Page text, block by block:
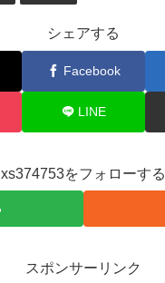
シェアする
Facebook
LINE
xs374753をフォローする
スポンサーリンク